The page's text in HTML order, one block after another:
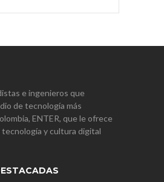
e ingenieros que
de tecnología más
ENTER, que le ofrece
y cultura digital